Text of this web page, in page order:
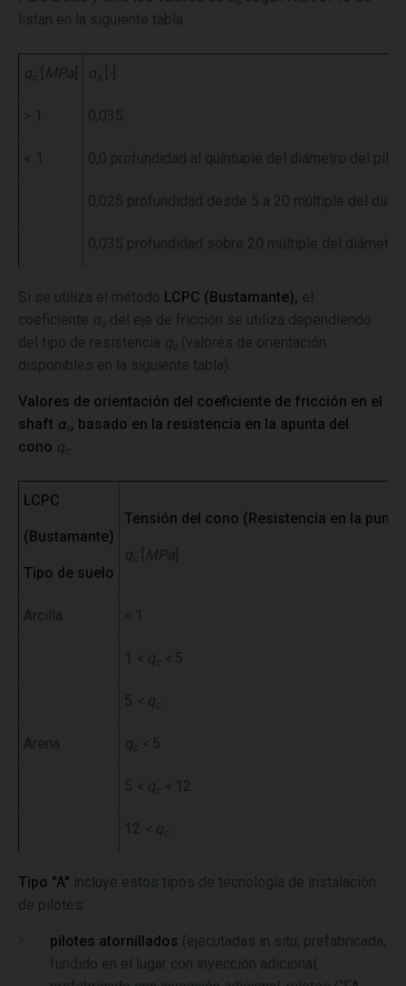
listan en la siguiente tabla:
q MPa αs
> 1 0,035
< 1 0,0 profundidad al quíntuple del diámetro del
0,025 profundidad desde 5 a 20 múltiple del
0,035 profundidad sobre 20 múltiple del
Si se utiliza el método LCPC (Bustamante), el
coeficiente αs del eje de fricción se utiliza dependiendo
del tipo de resistencia q (valores de orientación
disponibles en la siguiente tabla).
Valores de orientación del coeficiente de fricción en el
shaft αs, basado en la resistencia en la apunta del
cono q
LCPC
(Bustamante)
Tipo de suelo
Tensión del cono (Resistencia en la
q MPa
Arcilla < 1
1 < q < 5
5 < q
Arena q < 5
5 < q < 12
12 < q
Tipo "A" incluye estos tipos de tecnología de instalación
de pilotes:
pilotes atornillados (ejecutadas in situ, prefabricada,
fundido en el lugar con inyección adicional,